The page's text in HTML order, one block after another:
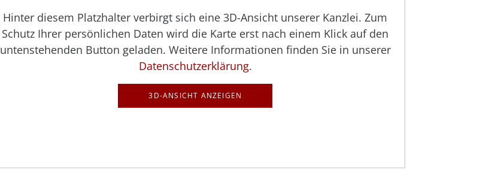
Hinter diesem Platzhalter verbirgt sich eine 3D-Ansicht unserer Kanzlei. Zum
Schutz Ihrer persönlichen Daten wird die Karte erst nach einem Klick auf den
untenstehenden Button geladen. Weitere Informationen finden Sie in unserer
Datenschutzerklärung.
3D-ANSICHT ANZEIGEN